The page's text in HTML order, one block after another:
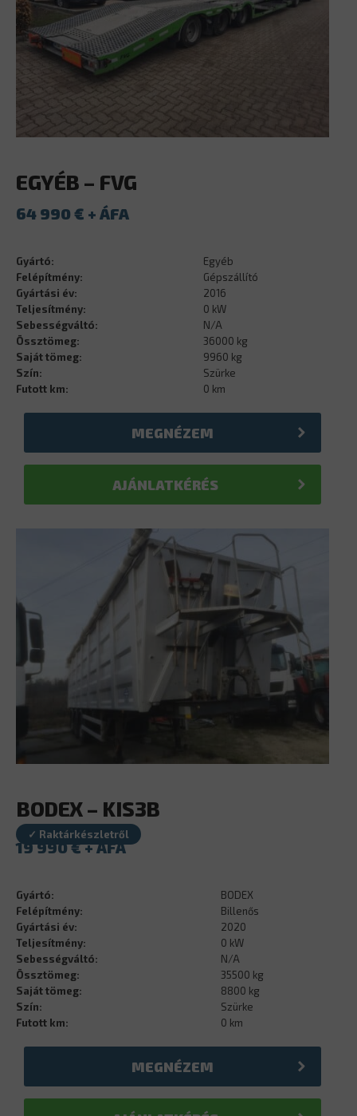
EGYÉB – FVG
64 990 €
Gyártó:
Egyéb
Felépítmény:
Gépszállító
Gyártási év:
2016
Teljesítmény:
0 kW
Sebességváltó:
N/A
Össztömeg:
36000 kg
Saját tömeg:
9960 kg
Szín:
Szürke
Futott km:
0 km
MEGNÉZEM
AJÁNLATKÉRÉS
BODEX – KIS3B
✓ Raktárkészletről
19 990€
Gyártó:
BODEX
Felépítmény:
Billenős
Gyártási év:
2020
Teljesítmény:
0 kW
Sebességváltó:
N/A
Össztömeg:
35500 kg
Saját tömeg:
8800 kg
Szín:
Szürke
Futott km:
0 km
MEGNÉZEM